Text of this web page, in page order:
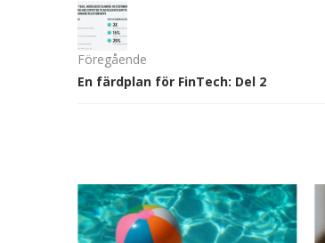
Föregående
En färdplan för FinTech: Del 2